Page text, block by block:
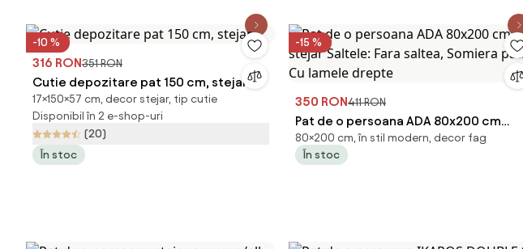
-10 %
316 RON351 RON
Cutie depozitare pat 150 cm, stejar
17×150×57 cm, decor stejar, tip cutie
Disponibil în 2 e-shop-uri
(20)
În stoc
-15 %
350 RON411 RON
Pat de o persoana ADA 80x200 cm
stejar Saltele: Fara saltea, Somiera pat:
Cu lamele drepte
80×200 cm, în stil modern, decor fag
În stoc